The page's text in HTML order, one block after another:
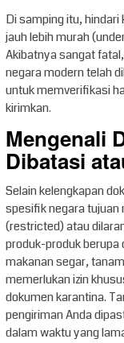
Di samping itu,
jauh lebih murah
Akibatnya sangat
negara modern telah
untuk memverifikasi
kirimkan.
Mengenali
Dibatasi
Selain kelengkapan
spesifik negara tujuan
(restricted) atau
produk-produk
makanan segar,
memerlukan izin
dokumen karantina.
pengiriman Anda
dalam waktu yang